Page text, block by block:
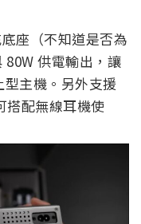
座（不知道是否為
80W 供電輸出，讓
主機。另外支援
搭配無線耳機使